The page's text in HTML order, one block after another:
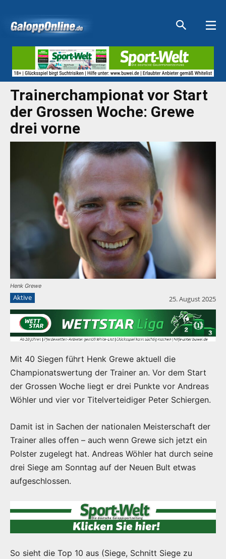
Trainerchampionat vor Start
der Grossen Woche: Grewe
drei vorne
Henk Grewe
Aktive 25. August 2025
Mit 40 Siegen führt Henk Grewe aktuell die
Championatswertung der Trainer an. Vor dem Start
der Grossen Woche liegt er drei Punkte vor Andreas
Wöhler und vier vor Titelverteidiger Peter Schiergen.
Damit ist in Sachen der nationalen Meisterschaft der
Trainer alles offen – auch wenn Grewe sich jetzt ein
Polster zugelegt hat. Andreas Wöhler hat durch seine
drei Siege am Sonntag auf der Neuen Bult etwas
aufgeschlossen.
So sieht die Top 10 aus (Siege, Schnitt Siege zu